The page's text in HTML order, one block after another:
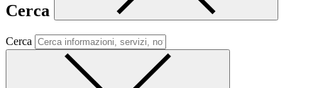
Cerca
Cerca